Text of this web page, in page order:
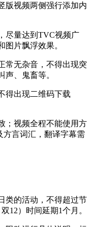
版视频两侧强行添加内
尽量达到TVC视频广
片飘浮效果。
常无杂音，不得出现突
声、鬼畜等。
得出现二维码下载
；视频全程不能使用方
方言词汇，翻译字幕需
类的活动，不得超过节
12）时间延期1个月。